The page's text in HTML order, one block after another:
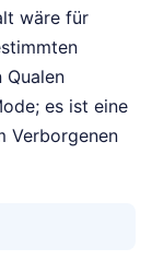
wäre für
es ist eine
Verborgenen